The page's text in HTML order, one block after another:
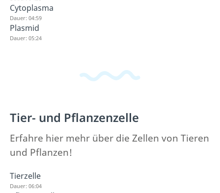
Cytoplasma
Dauer: 04:59
Plasmid
Dauer: 05:24
Tier- und Pflanzenzelle
Erfahre hier mehr über die Zellen von Tieren
und Pflanzen!
Tierzelle
Dauer: 06:04